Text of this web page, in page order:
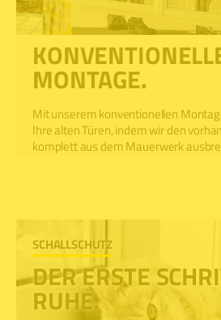
MONTAGE.
Mit unserem konventionellen
Ihre alten Türen, indem wir den
komplett aus dem Mauerwerk
SCHALLSCHUTZ
DER ERSTE
RUHE.